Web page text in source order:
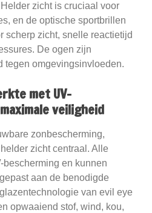
zicht is cruciaal voor
en de optische sportbrillen
scherp zicht, snelle reactietijd
De ogen zijn
tegen omgevingsinvloeden.
met UV-
veiligheid
zonbescherming,
zicht centraal. Alle
en kunnen
aan de benodigde
van evil eye
opwaaiend stof, wind, kou,